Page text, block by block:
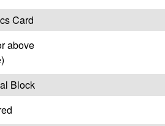
Card
above
Block